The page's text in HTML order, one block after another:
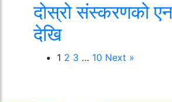
दोस्रो संस्करणको
देखि
1 2 3 … 10 Next »